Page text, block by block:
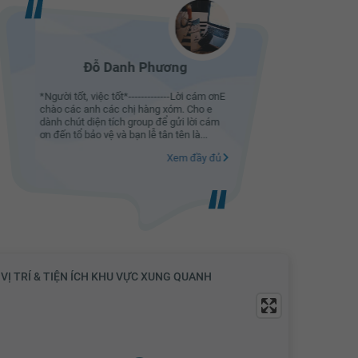
Đỗ Danh Phương
*Người tốt, việc tốt*-------------Lời cám ơnE
chào các anh các chị hàng xóm. Cho e
dành chút diện tích group để gửi lời cám
ơn đến tổ bảo vệ và bạn lễ tân tên là...
Xem đầy đủ
VỊ TRÍ & TIỆN ÍCH KHU VỰC XUNG QUANH